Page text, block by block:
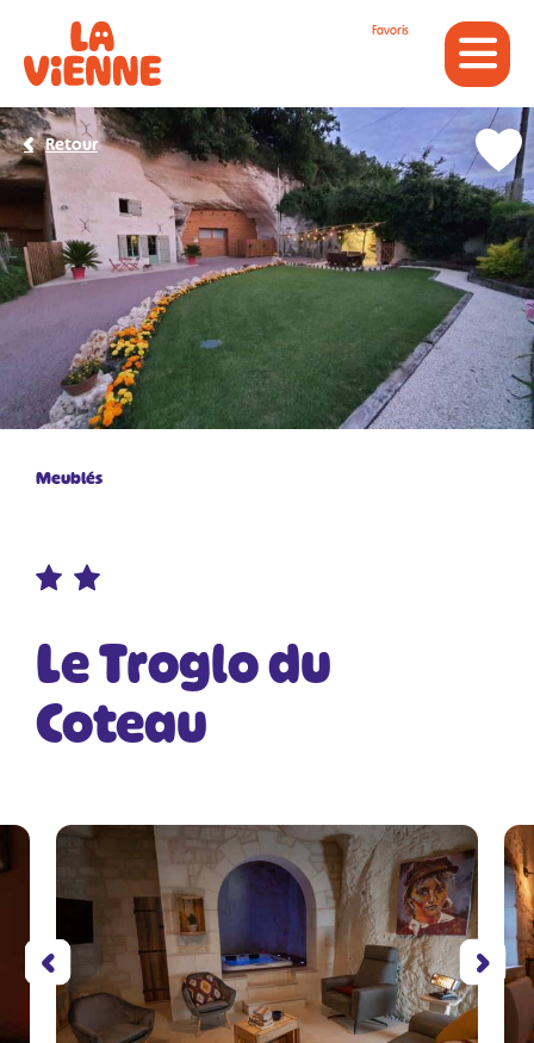
Favoris
Meublés
Le Troglo du
Coteau
Retour